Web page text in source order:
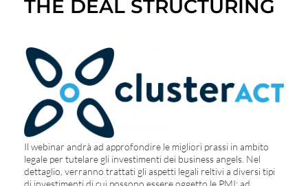
THE DEAL STRUCTURING
Il webinar andrà ad approfondire le migliori prassi in ambito
legale per tutelare gli investimenti dei business angels. Nel
dettaglio, verranno trattati gli aspetti legali reltivi a diversi tipi